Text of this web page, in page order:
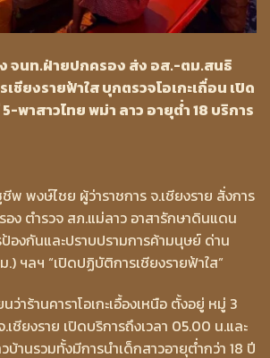
ง จนท.ฝ่ายปกครอง ส่ง อส.-ตม.สนธิ
ชียงรายฟ้าใส บุกตรวจโอเกะเถื่อน เปิด
พาสาวไทย พม่า ลาว อายุต่ำ 18 บริการ
พ พงษ์ไชย ผู้ว่าราชการ จ.เชียงราย สั่งการ
อง ตำรวจ สภ.แม่ลาว อาสารักษาดินแดน
องกันและปราบปรามการค้ามนุษย์ ด่าน
.) ฯลฯ “เปิดปฏิบัติการเชียงรายฟ้าใส”
ว่าร้านคาราโอเกะเอื้องเหนือ ตั้งอยู่ หมู่ 3
เชียงราย เปิดบริการถึงเวลา 05.00 น.และ
บ้านรวมทั้งมีการนำเด็กสาวอายุต่ำกว่า 18 ปี